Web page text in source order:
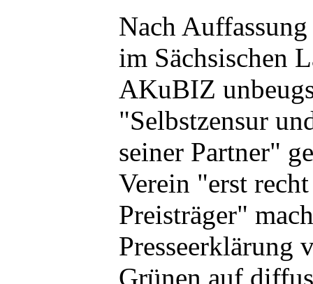
Nach
im Sächsischen
AKuBIZ
"Selbstzensur
seiner Partner"
Verein "erst
Preisträger"
Presseerklärung
Grünen auf